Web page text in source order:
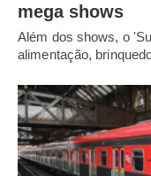
mega shows
Além dos shows, o
alimentação,